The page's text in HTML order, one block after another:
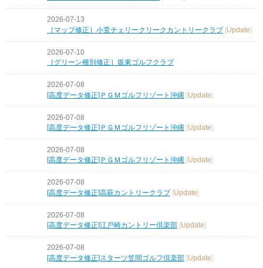
2026-07-13
［マップ修正］小萱チェリークリークカントリークラブ [Update]
2026-07-10
［グリーン種別修正］坂東ゴルフクラブ
2026-07-08
[高度データ修正]ＰＧＭゴルフリゾート沖縄 [Update]
2026-07-08
[高度データ修正]ＰＧＭゴルフリゾート沖縄 [Update]
2026-07-08
[高度データ修正]ＰＧＭゴルフリゾート沖縄 Update
2026-07-08
[高度データ修正]高萩カントリークラブ [Update]
2026-07-08
[高度データ修正]江戸崎カントリー倶楽部 Update
2026-07-08
[高度データ修正]スターツ笠間ゴルフ倶楽部 [Update]